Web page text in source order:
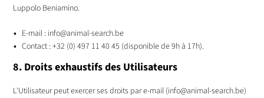
Luppolo Beniamino.
E-mail : info@animal-search.be
Contact : +32 (0) 497 11 40 45 (disponible de 9h à 17h).
8. Droits exhaustifs des Utilisateurs
L'Utilisateur peut exercer ses droits par e-mail (info@animal-search.be)